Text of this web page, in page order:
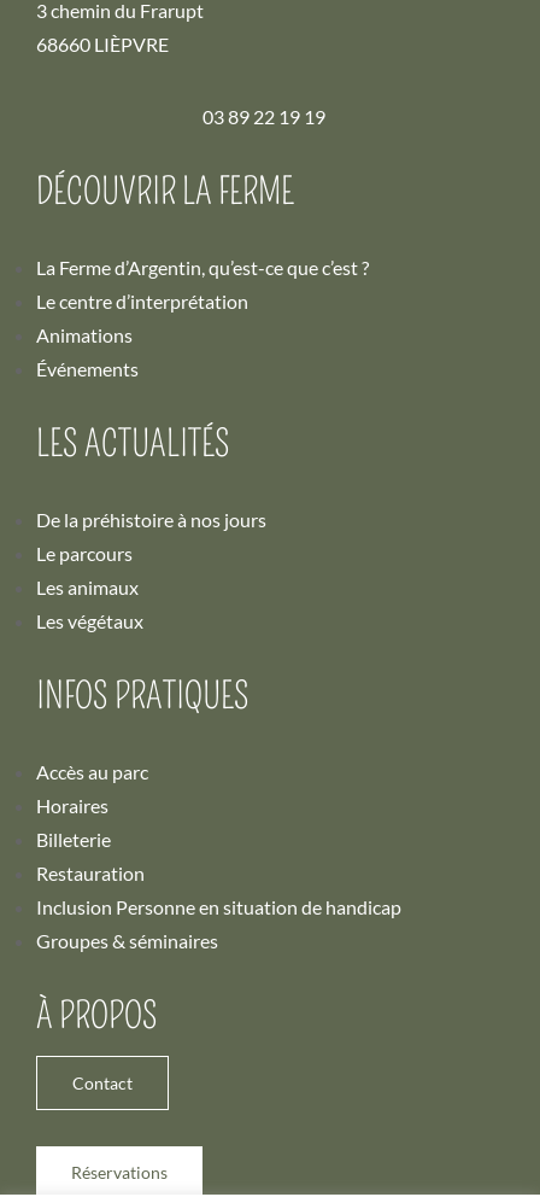
3 chemin du Frarupt
68660 LIÈPVRE
03 89 22 19 19
DÉCOUVRIR LA FERME
La Ferme d’Argentin, qu’est-ce que c’est ?
Le centre d’interprétation
Animations
Événements
LES ACTUALITÉS
De la préhistoire à nos jours
Le parcours
Les animaux
Les végétaux
INFOS PRATIQUES
Accès au parc
Horaires
Billeterie
Restauration
Inclusion Personne en situation de handicap
Groupes & séminaires
À PROPOS
Contact
Réservations